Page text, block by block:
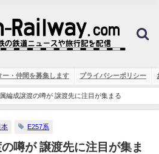
ー・仲間を募集します プライバシーポリシー
編成譲渡の噂が 譲渡先に注目が集まる
本 E257系
噂が 譲渡先に注目が集ま